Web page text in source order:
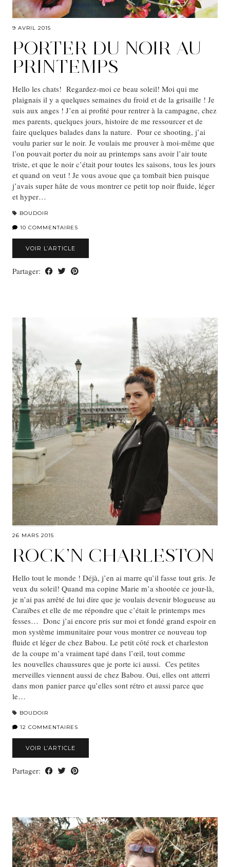
9 AVRIL 2015
PORTER DU NOIR AU
PRINTEMPS
Hello les chats! Regardez-moi ce beau soleil! Moi qui me
plaignais il y a quelques semaines du froid et de la grisaille ! Je
suis aux anges ! J’en ai profité pour rentrer à la campagne, chez
mes parents, quelques jours, histoire de me ressourcer et de
faire quelques balades dans la nature. Pour ce shooting, j’ai
voulu parier sur le noir. Je voulais me prouver à moi-même que
l’on pouvait porter du noir au printemps sans avoir l’air toute
triste, et que le noir c’était pour toutes les saisons, tous les jours
et quand on veut ! Je vous avoue que ça tombait bien puisque
j’avais super hâte de vous montrer ce petit top noir fluide, léger
et hyper…
BOUDOIR
10 COMMENTAIRES
VOIR L’ARTICLE
Partager:
26 MARS 2015
ROCK’N CHARLESTON
Hello tout le monde ! Déjà, j’en ai marre qu’il fasse tout gris. Je
veux du soleil! Quand ma copine Marie m’a shootée ce jour-là,
je n’ai pas arrêté de lui dire que je voulais devenir blogueuse au
Caraïbes et elle de me répondre que c’était le printemps mes
fesses… Donc j’ai encore pris sur moi et fondé grand espoir en
mon système immunitaire pour vous montrer ce nouveau top
fluide et léger de chez Babou. Le petit côté rock et charleston
de la coupe m’a vraiment tapé dans l’œil, tout comme
les nouvelles chaussures que je porte ici aussi. Ces petites
merveilles viennent aussi de chez Babou. Oui, elles ont atterri
dans mon panier parce qu’elles sont rétro et aussi parce que
le…
BOUDOIR
12 COMMENTAIRES
VOIR L’ARTICLE
Partager: